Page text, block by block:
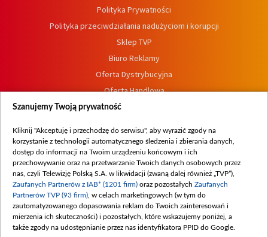
Polityka Prywatności
Polityka przeciwdziałania nadużyciom i korupcji
Sklep TVP
Biuro Reklamy
Oferta Dystrybucyjna
Oferta Handlowa
Dostępność
Procedura zgłoszeń wewnętrznych
Szanujemy Twoją prywatność
Kliknij "Akceptuję i przechodzę do serwisu", aby wyrazić zgody na
korzystanie z technologii automatycznego śledzenia i zbierania danych,
dostęp do informacji na Twoim urządzeniu końcowym i ich
przechowywanie oraz na przetwarzanie Twoich danych osobowych przez
nas, czyli Telewizję Polską S.A. w likwidacji (zwaną dalej również „TVP”),
Zaufanych Partnerów z IAB* (1201 firm) oraz pozostałych Zaufanych
Partnerów TVP (93 firm) , w celach marketingowych (w tym do
zautomatyzowanego dopasowania reklam do Twoich zainteresowań i
mierzenia ich skuteczności) i pozostałych, które wskazujemy poniżej, a
także zgody na udostępnianie przez nas identyfikatora PPID do Google.